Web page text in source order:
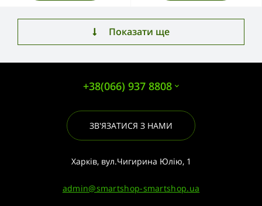
Показати ще
+38(066) 937 8808
ЗВ'ЯЗАТИСЯ З НАМИ
Харків, вул.Чигирина Юлію, 1
admin@smartshop-smartshop.ua